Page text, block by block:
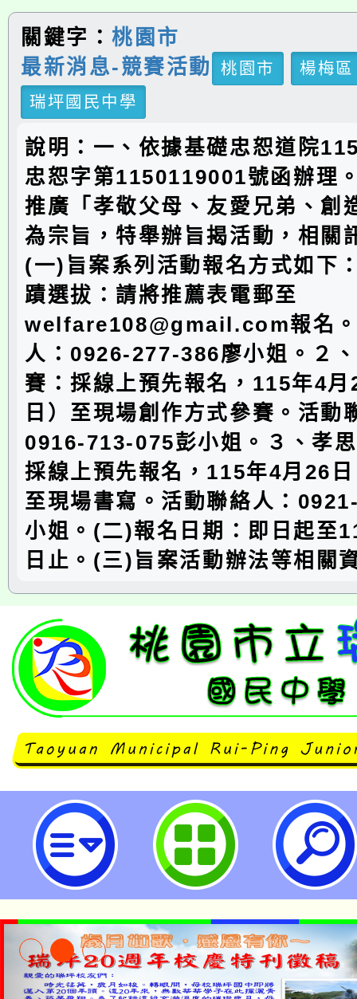
關鍵字：桃園市
最新消息-競賽活動
桃園市
楊梅區
瑞坪國民中學
說明：一、依據基礎忠恕道院
忠恕字第1150119001號函辦理
推廣「孝敬父母、友愛兄弟、創
為宗旨，特舉辦旨揭活動，相關
(一)旨案系列活動報名方式如下
蹟選拔：請將推薦表電郵至
welfare108@gmail.com報名
人：0926-277-386廖小姐。２
賽：採線上預先報名，115年4
日）至現場創作方式參賽。活動
0916-713-075彭小姐。３、孝
採線上預先報名，115年4月26
至現場書寫。活動聯絡人：
小姐。(二)報名日期：即日起至
日止。(三)旨案活動辦法等相關
主旨：轉知基礎忠恕道院辦理「
活動」一案 ，詳 如說明，並請踴
照。-桃園市立瑞坪國民中學